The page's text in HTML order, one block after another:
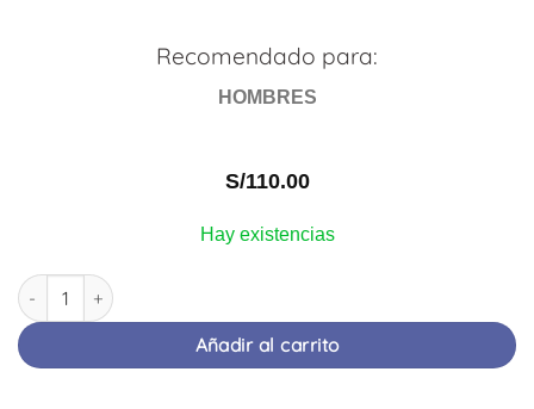
Recomendado para:
HOMBRES
S/110.00
Hay existencias
TESTOTECH-C | Testosterona Cipionato | 10 ml Vial | OMNITECH
Añadir al carrito